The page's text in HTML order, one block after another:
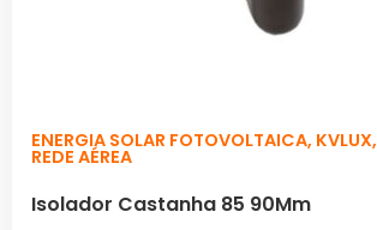
ENERGIA SOLAR FOTOVOLTAICA, KVLUX,
REDE AÉREA
Isolador Castanha 85 90Mm